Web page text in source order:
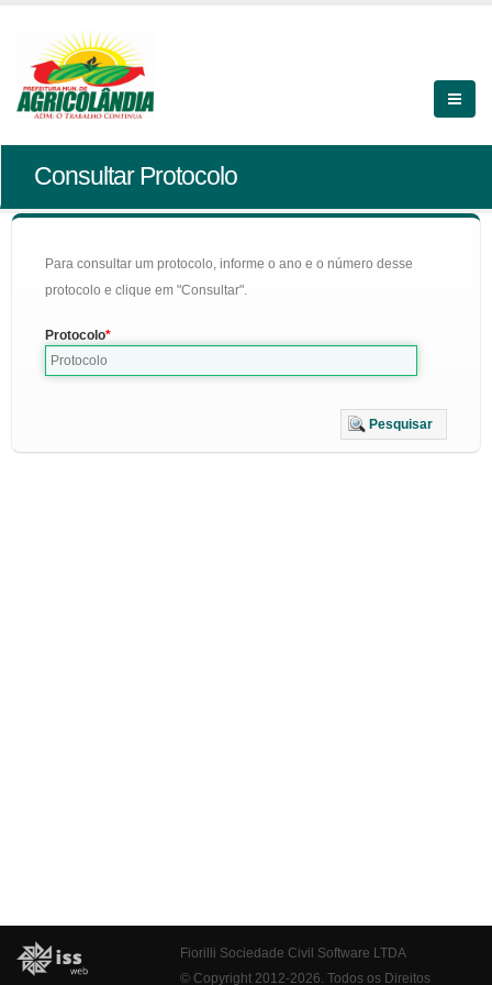
Consultar Protocolo
Para consultar um protocolo, informe o ano e o número desse
protocolo e clique em "Consultar".
Protocolo
Pesquisar
Fiorilli Sociedade Civil Software LTDA
© Copyright 2012-2026. Todos os Direitos